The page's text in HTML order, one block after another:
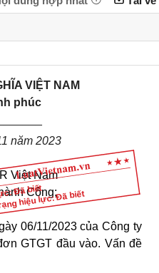
Đã biết
hiệu lực: Đã biết
VIỆT NAM
phúc
năm 2023
Việt Nam
Công;
06/11/2023 của Công ty
GTGT đầu vào. Vấn đề